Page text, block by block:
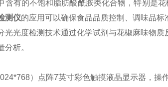
含有的不饱和脂肪酸酰胺类化合物，特别是
测仪的应用可以确保食品品质控制、调味品标
光光度检测技术通过化学试剂与花椒麻味物
分析。
）点阵7英寸彩色触摸液晶显示器，操